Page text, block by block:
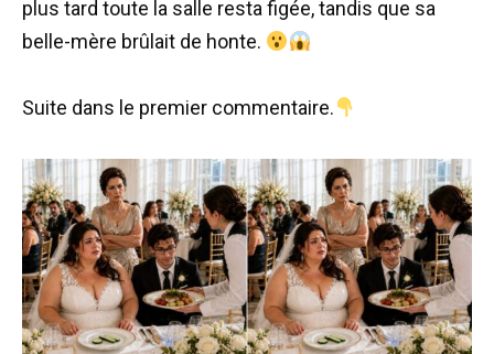
plus tard toute la salle resta figée, tandis que sa
belle-mère brûlait de honte.
Suite dans le premier commentaire.